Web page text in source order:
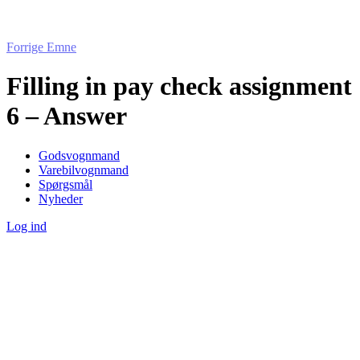
Forrige Emne
Filling in pay check assignment
6 – Answer
Godsvognmand
Varebilvognmand
Spørgsmål
Nyheder
Log ind